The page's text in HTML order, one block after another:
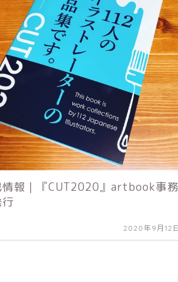
情報｜『CUT2020』artbook事務
2020年9月12